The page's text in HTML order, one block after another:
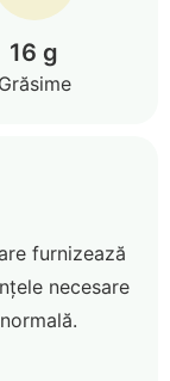
16 g
Grăsime
furnizează
necesare